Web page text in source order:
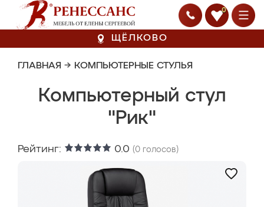
0
ЩЁЛКОВО
ГЛАВНАЯ → КОМПЬЮТЕРНЫЕ СТУЛЬЯ
Компьютерный стул
"Рик"
Рейтинг: 0.0 (0 голосов)